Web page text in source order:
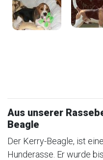
Aus unserer
Beagle
Der Kerry-Beagle, ist
Hunderasse. Er wurde